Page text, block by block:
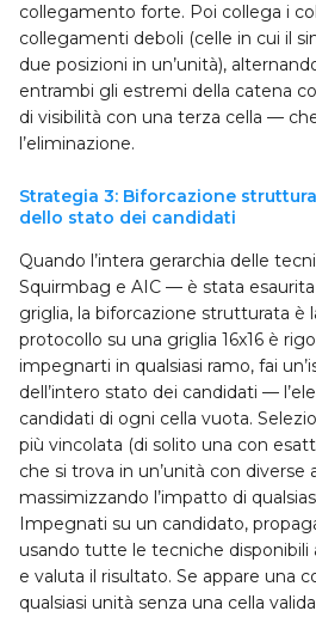
collegamento forte. Poi collega i
collegamenti deboli (celle in cui il
due posizioni in un’unità),
entrambi gli estremi della catena
di visibilità con una terza cella —
l’eliminazione.
Strategia 3: Biforcazione
dello stato dei candidati
Quando l’intera gerarchia delle
Squirmbag e AIC — è stata esaurita
griglia, la biforcazione strutturata è
protocollo su una griglia 16x16 è
impegnarti in qualsiasi ramo, fai
dell’intero stato dei candidati —
candidati di ogni cella vuota.
più vincolata (di solito una con
che si trova in un’unità con diverse
massimizzando l’impatto di
Impegnati su un candidato,
usando tutte le tecniche disponibili
e valuta il risultato. Se appare una
qualsiasi unità senza una cella